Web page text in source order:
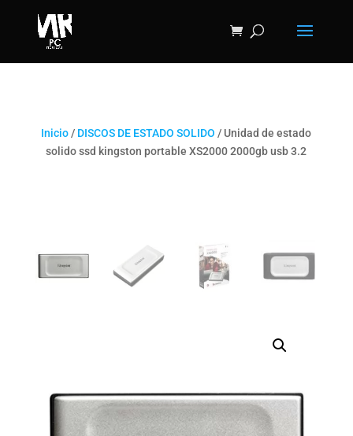
Inicio / DISCOS DE ESTADO SOLIDO / Unidad de estado
solido ssd kingston portable XS2000 2000gb usb 3.2